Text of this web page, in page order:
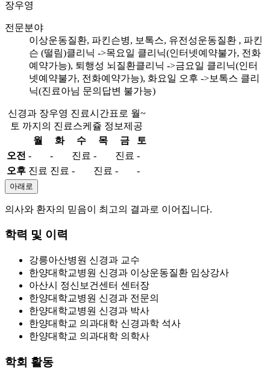
장우영
전문분야
이상운동질환, 파킨슨병, 보톡스, 유전성운동질환 , 파킨
슨 (떨림)클리닉 ->목요일 클리닉(인터넷예약불가, 전화
예약가능), 퇴행성 뇌질환클리닉 ->금요일 클리닉(인터
넷예약불가, 전화예약가능), 화요일 오후 ->보톡스 클리
닉(진료아님 문의답변 불가능)
신경과 장우영 진료시간표로 월~
토 까지의 진료스케쥴 정보제공
월
화 수 목 금
토
오전 - - 진료 - 진료 -
오후 진료 진료 - 진료 - -
아래로
의사와 환자의 믿음이 최고의 결과로 이어집니다.
학력 및 이력
강릉아산병원 신경과 교수
한양대학교병원 신경과 이상운동질환 임상강사
아산시 정신보건센터 센터장
한양대학교병원 신경과 전문의
한양대학교병원 신경과 박사
한양대학교 의과대학 신경과학 석사
한양대학교 의과대학 의학사
학회 활동